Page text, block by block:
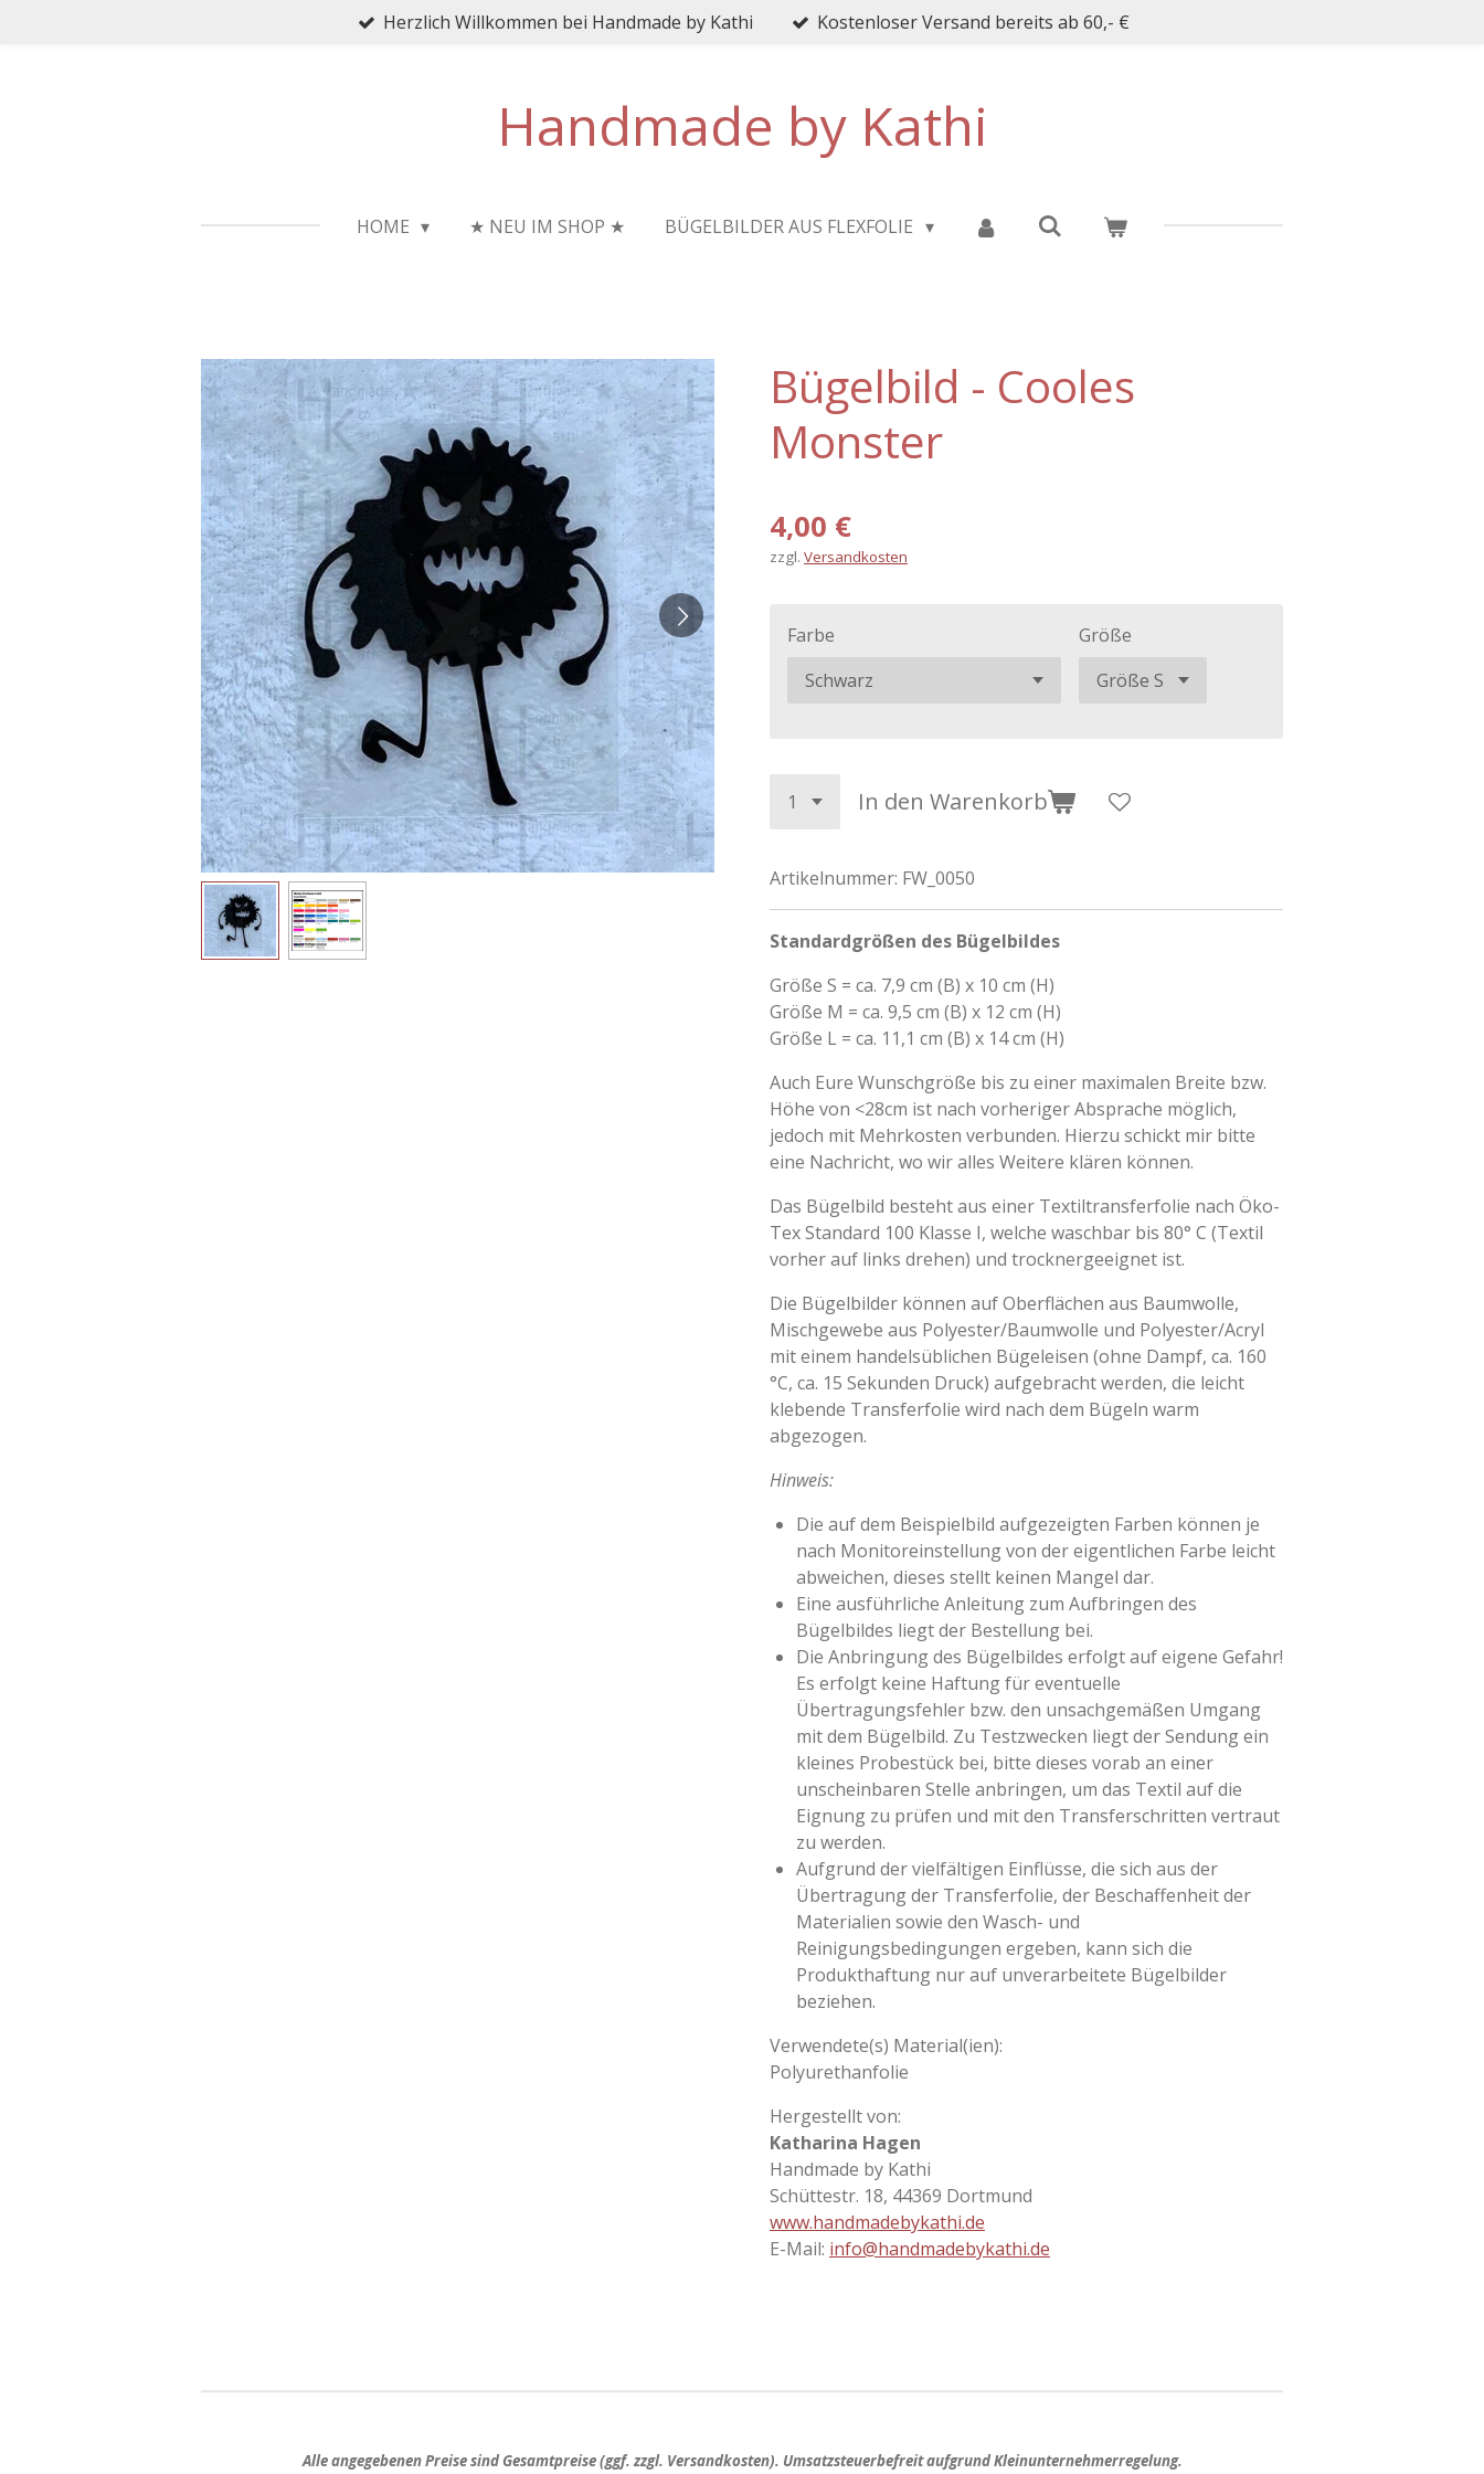
Herzlich Willkommen bei Handmade by Kathi Kostenloser Versand bereits ab 60,- €
Handmade by Kathi
HOME ★ NEU IM SHOP ★ BÜGELBILDER AUS FLEXFOLIE
Bügelbild - Cooles
Monster
4,00 €
zzgl. Versandkosten
Farbe Größe
In den Warenkorb
Artikelnummer: FW_0050
Standardgrößen des Bügelbildes
Größe S = ca. 7,9 cm (B) x 10 cm (H)
Größe M = ca. 9,5 cm (B) x 12 cm (H)
Größe L = ca. 11,1 cm (B) x 14 cm (H)
Auch Eure Wunschgröße bis zu einer maximalen Breite bzw.
Höhe von <28cm ist nach vorheriger Absprache möglich,
jedoch mit Mehrkosten verbunden. Hierzu schickt mir bitte
eine Nachricht, wo wir alles Weitere klären können.
Das Bügelbild besteht aus einer Textiltransferfolie nach Öko-
Tex Standard 100 Klasse I, welche waschbar bis 80° C (Textil
vorher auf links drehen) und trocknergeeignet ist.
Die Bügelbilder können auf Oberflächen aus Baumwolle,
Mischgewebe aus Polyester/Baumwolle und Polyester/Acryl
mit einem handelsüblichen Bügeleisen (ohne Dampf, ca. 160
°C, ca. 15 Sekunden Druck) aufgebracht werden, die leicht
klebende Transferfolie wird nach dem Bügeln warm
abgezogen.
Hinweis:
Die auf dem Beispielbild aufgezeigten Farben können je
nach Monitoreinstellung von der eigentlichen Farbe leicht
abweichen, dieses stellt keinen Mangel dar.
Eine ausführliche Anleitung zum Aufbringen des
Bügelbildes liegt der Bestellung bei.
Die Anbringung des Bügelbildes erfolgt auf eigene Gefahr!
Es erfolgt keine Haftung für eventuelle
Übertragungsfehler bzw. den unsachgemäßen Umgang
mit dem Bügelbild. Zu Testzwecken liegt der Sendung ein
kleines Probestück bei, bitte dieses vorab an einer
unscheinbaren Stelle anbringen, um das Textil auf die
Eignung zu prüfen und mit den Transferschritten vertraut
zu werden.
Aufgrund der vielfältigen Einflüsse, die sich aus der
Übertragung der Transferfolie, der Beschaffenheit der
Materialien sowie den Wasch- und
Reinigungsbedingungen ergeben, kann sich die
Produkthaftung nur auf unverarbeitete Bügelbilder
beziehen.
Verwendete(s) Material(ien):
Polyurethanfolie
Hergestellt von:
Katharina Hagen
Handmade by Kathi
Schüttestr. 18, 44369 Dortmund
www.handmadebykathi.de
E-Mail: info@handmadebykathi.de
Alle angegebenen Preise sindGesamtpreise(ggf. zzgl. Versandkosten). Umsatzsteuerbefreit aufgrund Kleinunternehmerregelung.